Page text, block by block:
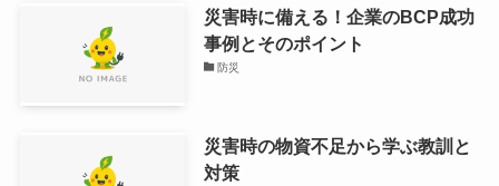
災害時に備える！企業のBCP成功
事例とそのポイント
防災
災害時の物資不足から学ぶ教訓と
対策